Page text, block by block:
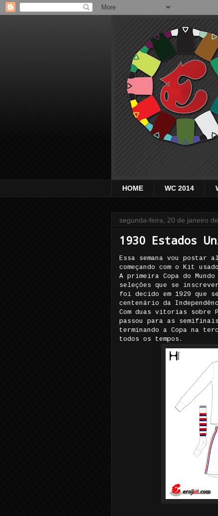
HOME WC 2014
segunda-feira, 20 de janeiro
1930 Estados
Essa semana vou postar
começando com o Kit
A primeira Copa do
seleções que se
foi decido em 1929 que
centenário da
Com duas vitorias sobre
passou para as
terminando a Copa na
todos os tempos.